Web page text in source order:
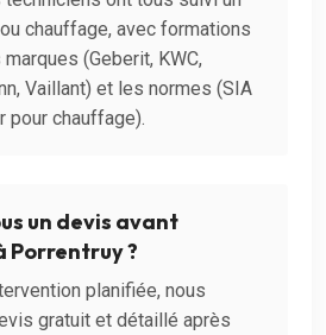
chauffage, avec formations
(Geberit, KWC,
Vaillant) et les normes (SIA
pour chauffage).
un devis avant
?
planifiée, nous
gratuit et détaillé après